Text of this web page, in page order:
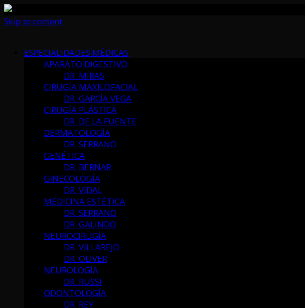
Skip to content
ESPECIALIDADES MÉDICAS
APARATO DIGESTIVO
DR. MIRAS
CIRUGÍA MAXILOFACIAL
DR. GARCÍA VEGA
CIRUGÍA PLÁSTICA
DR. DE LA FUENTE
DERMATOLOGÍA
DR. SERRANO
GENÉTICA
DR. BERNAR
GINECOLOGÍA
DR. VIDAL
MEDICINA ESTÉTICA
DR. SERRANO
DR. GALINDO
NEUROCIRUGÍA
DR. VILLAREJO
DR. OLIVER
NEUROLOGÍA
DR. RUSSI
ODONTOLOGÍA
DR. REY